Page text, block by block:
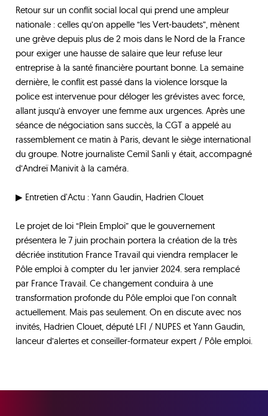
Retour sur un conflit social local qui prend une ampleur
nationale : celles qu’on appelle “les Vert-baudets”, mènent
une grève depuis plus de 2 mois dans le Nord de la France
pour exiger une hausse de salaire que leur refuse leur
entreprise à la santé financière pourtant bonne. La semaine
dernière, le conflit est passé dans la violence lorsque la
police est intervenue pour déloger les grévistes avec force,
allant jusqu’à envoyer une femme aux urgences. Après une
séance de négociation sans succès, la CGT a appelé au
rassemblement ce matin à Paris, devant le siège international
du groupe. Notre journaliste Cemil Sanli y était, accompagné
d’Andreï Manivit à la caméra.
▶ Entretien d'Actu : Yann Gaudin, Hadrien Clouet
Le projet de loi “Plein Emploi” que le gouvernement
présentera le 7 juin prochain portera la création de la très
décriée institution France Travail qui viendra remplacer le
Pôle emploi à compter du 1er janvier 2024. sera remplacé
par France Travail. Ce changement conduira à une
transformation profonde du Pôle emploi que l'on connaît
actuellement. Mais pas seulement. On en discute avec nos
invités, Hadrien Clouet, député LFI / NUPES et Yann Gaudin,
lanceur d’alertes et conseiller-formateur expert / Pôle emploi.